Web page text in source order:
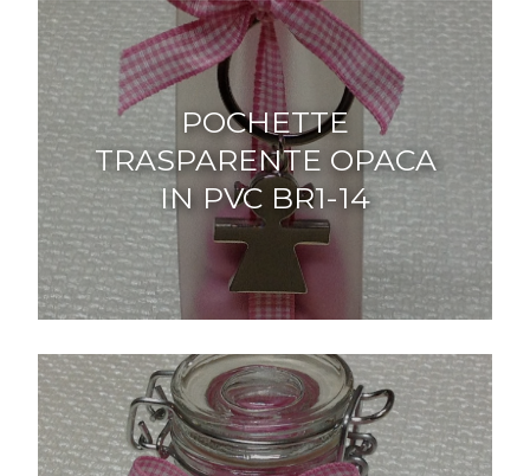
POCHETTE
TRASPARENTE OPACA
IN PVC BR1-14